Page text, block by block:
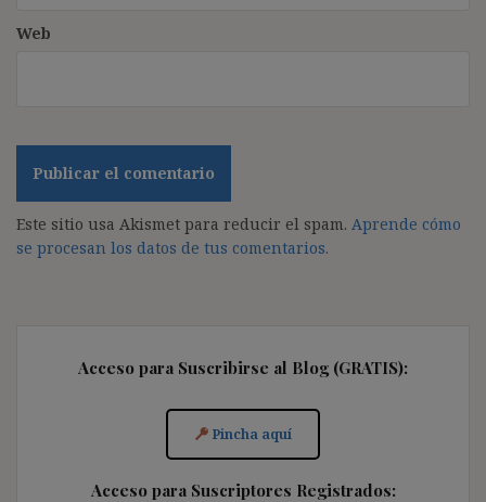
Web
Este sitio usa Akismet para reducir el spam. Aprende cómo
se procesan los datos de tus comentarios.
Acceso para Suscribirse al Blog (GRATIS):
Pincha aquí
Acceso para Suscriptores Registrados: